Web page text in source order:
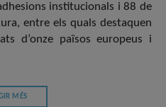
institucionals i 88 de
entre els quals destaquen
d’onze països europeus i
MÉS